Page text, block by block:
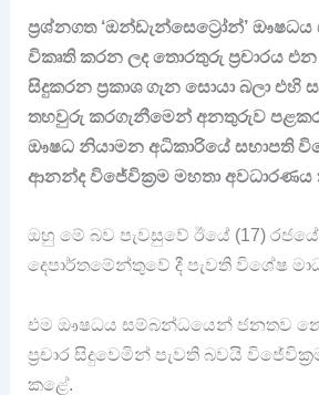
ප්‍රශ්නගත ‘ඔන්ඩැන්සෙට්‍රෝන්’
විකෘති කරන ලද තොරතුරු ප්‍රචාරය
සිදුකරන ප්‍රකාශ ගැන සොයා බලා එහි
තහවුරු කරගැනීමෙන් අනතුරුව
ඖෂධ නියාමන අධිකාරියේ සභාපති
ආනන්ද විජේවික්‍රම මහතා අවධාරණය
ඔහු මේ බව පැවසුවේ ඊයේ (17) රජයේ
දෙපාර්තමේන්තුවේ දී පැවති විශේෂ
එම ඖෂධය සම්බන්ධයෙන් ජනතව
ප්‍රචාර සිදුවෙමින් පැවති බවයි
කළේ.